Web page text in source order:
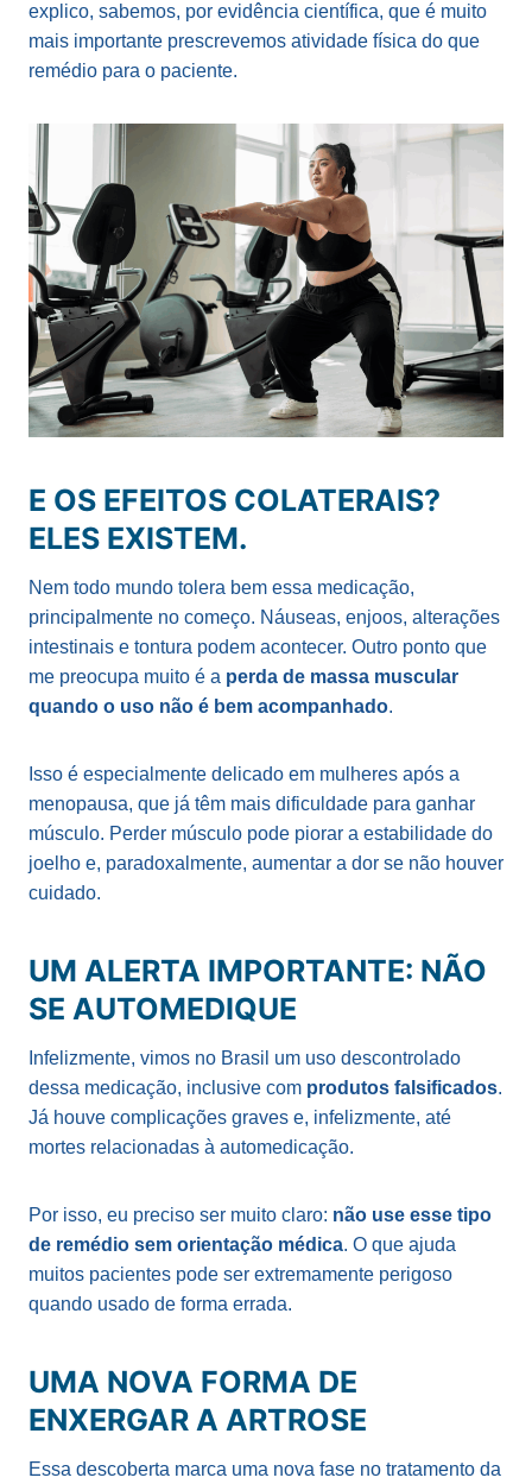
explico, sabemos, por evidência científica, que é muito
mais importante prescrevemos atividade física do que
remédio para o paciente.
E OS EFEITOS COLATERAIS?
ELES EXISTEM.
Nem todo mundo tolera bem essa medicação,
principalmente no começo. Náuseas, enjoos, alterações
intestinais e tontura podem acontecer. Outro ponto que
me preocupa muito é a perda de massa muscular
quando o uso não é bem acompanhado.
Isso é especialmente delicado em mulheres após a
menopausa, que já têm mais dificuldade para ganhar
músculo. Perder músculo pode piorar a estabilidade do
joelho e, paradoxalmente, aumentar a dor se não houver
cuidado.
UM ALERTA IMPORTANTE: NÃO
SE AUTOMEDIQUE
Infelizmente, vimos no Brasil um uso descontrolado
dessa medicação, inclusive com produtos falsificados.
Já houve complicações graves e, infelizmente, até
mortes relacionadas à automedicação.
Por isso, eu preciso ser muito claro: não use esse tipo
de remédio sem orientação médica. O que ajuda
muitos pacientes pode ser extremamente perigoso
quando usado de forma errada.
UMA NOVA FORMA DE
ENXERGAR A ARTROSE
Essa descoberta marca uma nova fase no tratamento da